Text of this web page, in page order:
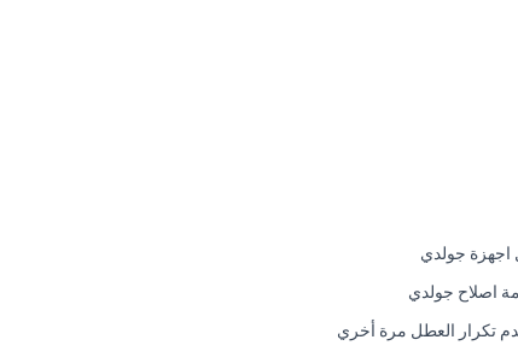
اجهزة جولدي
اصلاح جولدي
تكرار العطل مرة أخري